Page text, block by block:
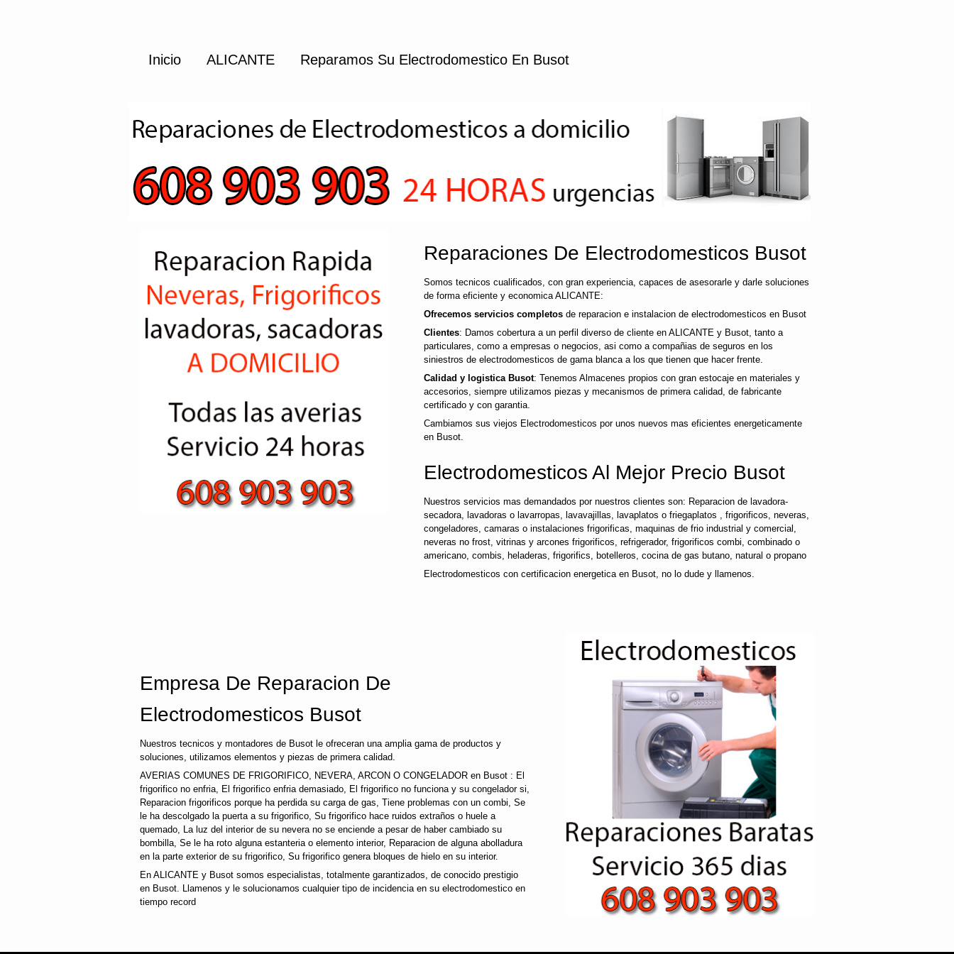
Inicio ALICANTE Reparamos Su Electrodomestico En Busot
Reparaciones De Electrodomesticos Busot
Somos tecnicos cualificados, con gran experiencia, capaces de asesorarle y darle soluciones
de forma eficiente y economica ALICANTE:
Ofrecemos servicios completos de reparacion e instalacion de electrodomesticos en Busot
Clientes: Damos cobertura a un perfil diverso de cliente en ALICANTE y Busot, tanto a
particulares, como a empresas o negocios, asi como a compañias de seguros en los
siniestros de electrodomesticos de gama blanca a los que tienen que hacer frente.
Calidad y logistica Busot: Tenemos Almacenes propios con gran estocaje en materiales y
accesorios, siempre utilizamos piezas y mecanismos de primera calidad, de fabricante
certificado y con garantia.
Cambiamos sus viejos Electrodomesticos por unos nuevos mas eficientes energeticamente
en Busot.
Electrodomesticos Al Mejor Precio Busot
Nuestros servicios mas demandados por nuestros clientes son: Reparacion de lavadora-
secadora, lavadoras o lavarropas, lavavajillas, lavaplatos o friegaplatos , frigorificos, neveras,
congeladores, camaras o instalaciones frigorificas, maquinas de frio industrial y comercial,
neveras no frost, vitrinas y arcones frigorificos, refrigerador, frigorificos combi, combinado o
americano, combis, heladeras, frigorifics, botelleros, cocina de gas butano, natural o propano
Electrodomesticos con certificacion energetica en Busot, no lo dude y llamenos.
Empresa De Reparacion De
Electrodomesticos Busot
Nuestros tecnicos y montadores de Busot le ofreceran una amplia gama de productos y
soluciones, utilizamos elementos y piezas de primera calidad.
AVERIAS COMUNES DE FRIGORIFICO, NEVERA, ARCON O CONGELADOR en Busot : El
frigorifico no enfria, El frigorifico enfria demasiado, El frigorifico no funciona y su congelador si,
Reparacion frigorificos porque ha perdida su carga de gas, Tiene problemas con un combi, Se
le ha descolgado la puerta a su frigorifico, Su frigorifico hace ruidos extraños o huele a
quemado, La luz del interior de su nevera no se enciende a pesar de haber cambiado su
bombilla, Se le ha roto alguna estanteria o elemento interior, Reparacion de alguna abolladura
en la parte exterior de su frigorifico, Su frigorifico genera bloques de hielo en su interior.
En ALICANTE y Busot somos especialistas, totalmente garantizados, de conocido prestigio
en Busot. Llamenos y le solucionamos cualquier tipo de incidencia en su electrodomestico en
tiempo record